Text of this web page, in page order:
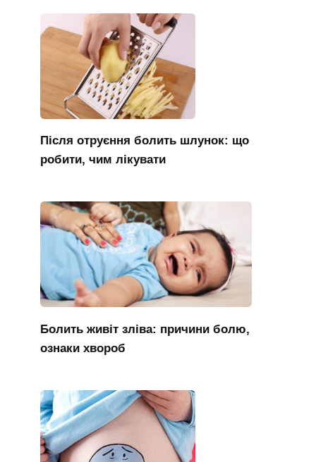
Після отруєння болить шлунок: що
робити, чим лікувати
Болить живіт зліва: причини болю,
ознаки хвороб